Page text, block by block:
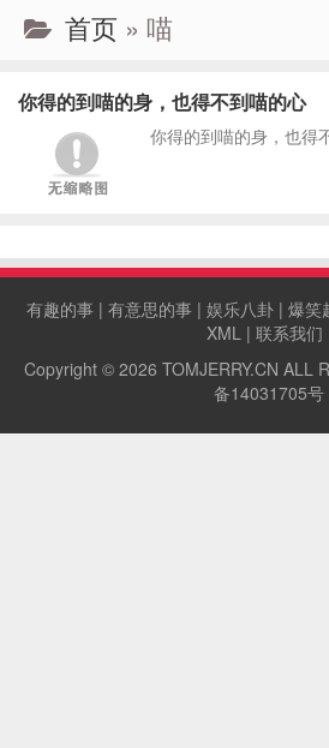
首页 » 喵
你得的到喵的身，也得不到喵的心
你得的到喵的身，也得
有趣的事 | 有意思的事 | 娱乐八卦 | 爆笑
XML| 联系我们
Copyright © 2026 TOMJERRY.CN ALL
备14031705号